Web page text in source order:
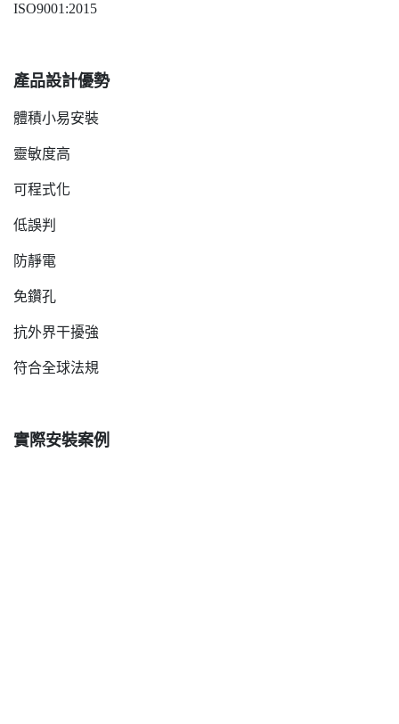
ISO9001:2015
產品設計優勢
體積小易安裝
靈敏度高
可程式化
低誤判
防靜電
免鑽孔
抗外界干擾強
符合全球法規
實際安裝案例